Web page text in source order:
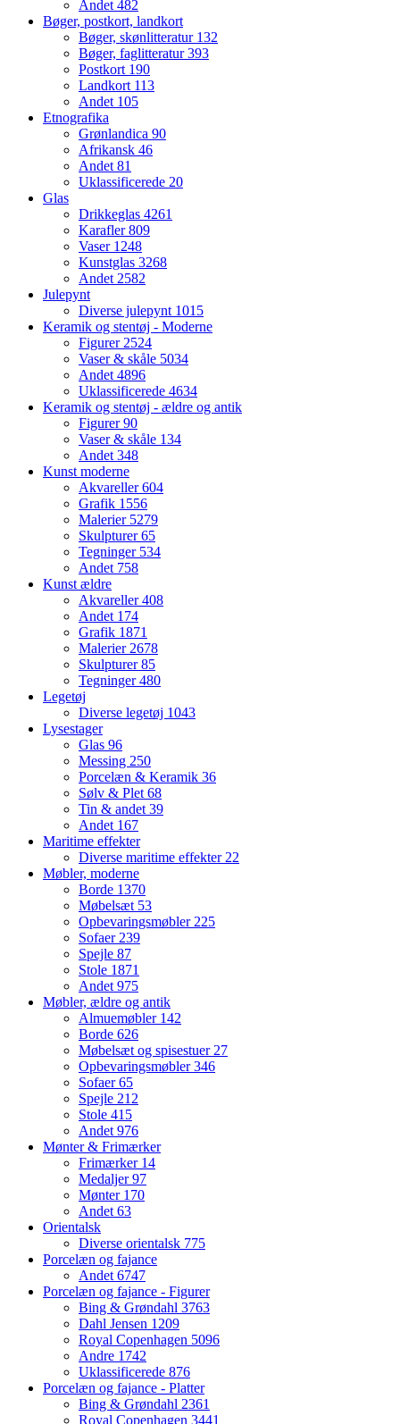
Andet 482
Bøger, postkort, landkort
Bøger, skønlitteratur 132
Bøger, faglitteratur393
Postkort 190
Landkort 113
Andet 105
Etnografika
Grønlandica 90
Afrikansk 46
Andet 81
Uklassificerede 20
Glas
Drikkeglas 4261
Karafler809
Vaser 1248
Kunstglas 3268
Andet 2582
Julepynt
Diverse julepynt 1015
Keramik og stentøj - Moderne
Figurer 2524
Vaser & skåle 5034
Andet 4896
Uklassificerede 4634
Keramik og stentøj - ældre og antik
Figurer90
Vaser & skåle 134
Andet 348
Kunst moderne
Akvareller604
Grafik 1556
Malerier 5279
Skulpturer65
Tegninger 534
Andet 758
Kunst ældre
Akvareller408
Andet 174
Grafik 1871
Malerier 2678
Skulpturer85
Tegninger480
Legetøj
Diverse legetøj 1043
Lysestager
Glas 96
Messing 250
Porcelæn & Keramik 36
Sølv & Plet 68
Tin & andet 39
Andet 167
Maritime effekter
Diverse maritime effekter 22
Møbler, moderne
Borde 1370
Møbelsæt 53
Opbevaringsmøbler 225
Sofaer 239
Spejle 87
Stole 1871
Andet 975
Møbler, ældre og antik
Almuemøbler 142
Borde 626
Møbelsæt og spisestuer 27
Opbevaringsmøbler346
Sofaer65
Spejle 212
Stole 415
Andet 976
Mønter & Frimærker
Frimærker 14
Medaljer97
Mønter 170
Andet 63
Orientalsk
Diverse orientalsk 775
Porcelæn og fajance
Andet 6747
Porcelæn og fajance - Figurer
Bing & Grøndahl 3763
Dahl Jensen 1209
Royal Copenhagen 5096
Andre 1742
Uklassificerede 876
Porcelæn og fajance - Platter
Bing & Grøndahl 2361
Royal Copenhagen 3441